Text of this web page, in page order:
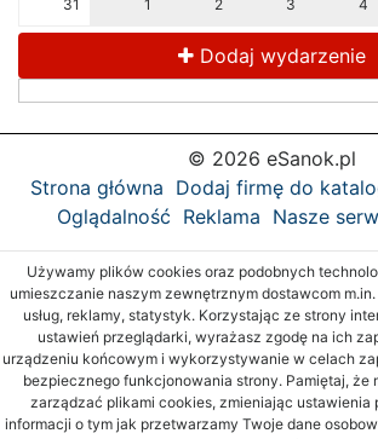
31 1 2 3 4
Dodaj wydarzenie
© 2026 eSanok.pl
Strona główna Dodaj firmę do
Oglądalność Reklama Nasze
Używamy plików cookies oraz podobnych
umieszczanie naszym zewnętrznym dostawcom
usług, reklamy, statystyk. Korzystając ze strony
ustawień przeglądarki, wyrażasz zgodę na ich
urządzeniu końcowym i wykorzystywanie w celach
bezpiecznego funkcjonowania strony. Pamiętaj, że
zarządzać plikami cookies, zmieniając ustawienia
informacji o tym jak przetwarzamy Twoje dane